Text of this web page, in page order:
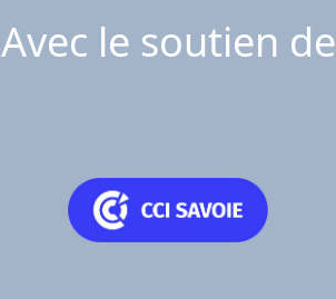
Avec le soutien de